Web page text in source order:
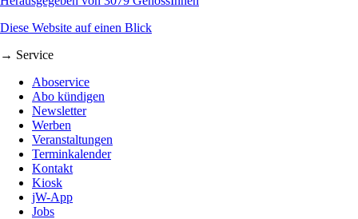
Diese Website auf einen Blick
→ Service
Aboservice
Abo kündigen
Newsletter
Werben
Veranstaltungen
Terminkalender
Kontakt
Kiosk
jW-App
Jobs